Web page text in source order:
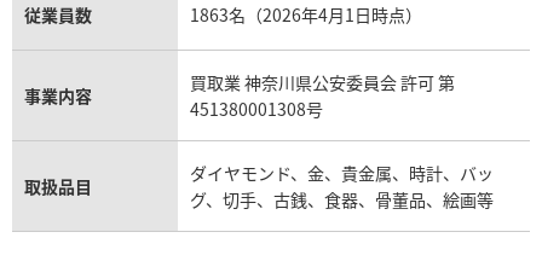
従業員数 1863名（2026年4月1日時点）
事業内容
買取業 神奈川県公安委員会 許可 第
451380001308号
取扱品目
ダイヤモンド、金、貴金属、時計、バッ
グ、切手、古銭、食器、骨董品、絵画等